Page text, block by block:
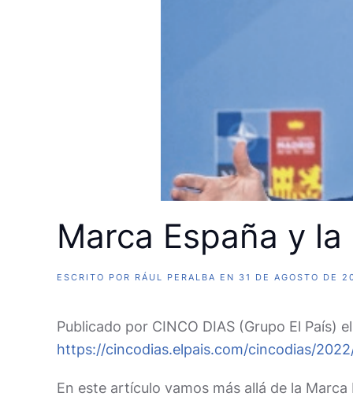
Marca España y
ESCRITO POR RÁUL PERALBA EN 31 DE AGOSTO DE
Publicado por CINCO DIAS (Grupo El País)
https://cincodias.elpais.com/cincodias/
En este artículo vamos más allá de la